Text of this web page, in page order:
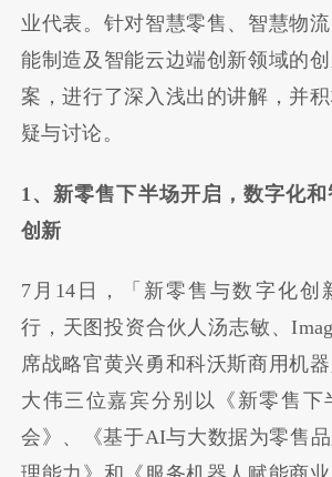
业代表。针对智慧零售、智慧物
能制造及智能云边端创新领域的
案，进行了深入浅出的讲解，并
疑与讨论。
1、新零售下半场开启，数字化
创新
7月14日，「新零售与数字化创
行，天图投资合伙人汤志敏、
席战略官黄兴勇和科沃斯商用机
大伟三位嘉宾分别以《新零售下
会》、《基于AI与大数据为零售